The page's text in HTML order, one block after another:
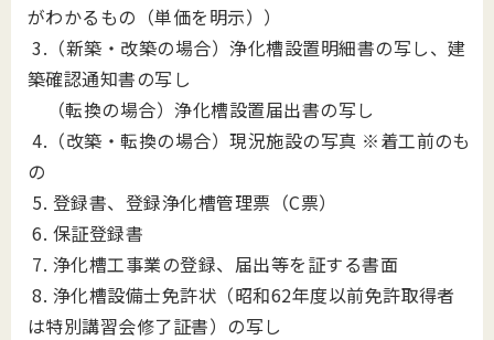
がわかるもの（単価を明示））
3.（新築・改築の場合）浄化槽設置明細書の写し、建
築確認通知書の写し
（転換の場合）浄化槽設置届出書の写し
4.（改築・転換の場合）現況施設の写真 ※着工前のも
の
5. 登録書、登録浄化槽管理票（C票）
6. 保証登録書
7. 浄化槽工事業の登録、届出等を証する書面
8. 浄化槽設備士免許状（昭和62年度以前免許取得者
は特別講習会修了証書）の写し